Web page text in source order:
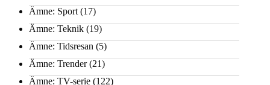
Ämne: Sport (17)
Ämne: Teknik (19)
Ämne: Tidsresan (5)
Ämne: Trender(21)
Ämne: TV-serie (122)